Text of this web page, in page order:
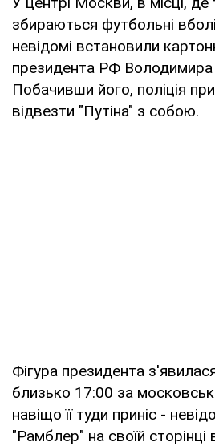
збираються футбольні
невідомі встановили
президента РФ Володимира
Побачивши його, поліція
відвезти "Путіна" з собою.
Фігура президента
близько 17:00 за
навіщо її туди приніс -
"Рамблер" на своїй сторінці